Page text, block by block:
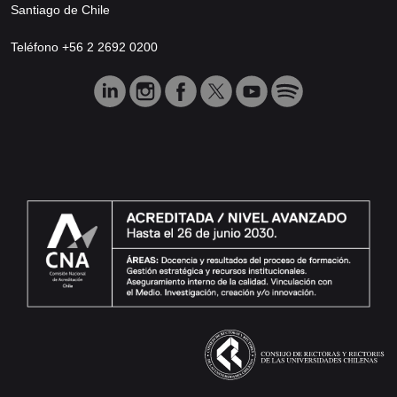
Santiago de Chile
Teléfono +56 2 2692 0200